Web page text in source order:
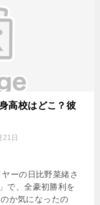
高校はどこ？彼
21日
ーの日比野菜緒さ
で、全豪初勝利を
か気になったの